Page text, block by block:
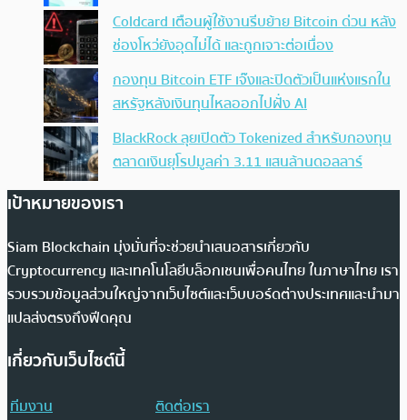
Coldcard เตือนผู้ใช้งานรีบย้าย Bitcoin ด่วน หลัง
ช่องโหว่ยังอุดไม่ได้ และถูกเจาะต่อเนื่อง
กองทุน Bitcoin ETF เจ๊งและปิดตัวเป็นแห่งแรกใน
สหรัฐหลังเงินทุนไหลออกไปฝั่ง AI
BlackRock ลุยเปิดตัว Tokenized สำหรับกองทุน
ตลาดเงินยุโรปมูลค่า 3.11 แสนล้านดอลลาร์
เป้าหมายของเรา
Siam Blockchain มุ่งมั่นที่จะช่วยนำเสนอสารเกี่ยวกับ
Cryptocurrency และเทคโนโลยีบล็อกเชนเพื่อคนไทย ในภาษาไทย เรา
รวบรวมข้อมูลส่วนใหญ่จากเว็บไซต์และเว็บบอร์ดต่างประเทศและนำมา
แปลส่งตรงถึงฟีดคุณ
เกี่ยวกับเว็บไซต์นี้
ทีมงาน
ติดต่อเรา